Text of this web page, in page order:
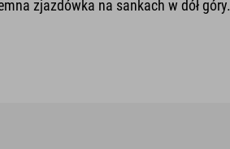
zjazdówka na sankach w dół góry.